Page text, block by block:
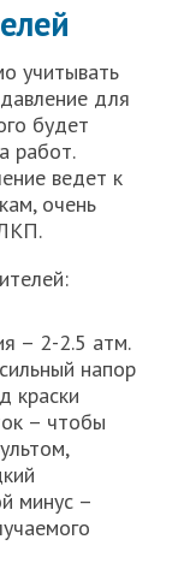
учитывать
для
будет
работ.
ведет к
очень
– 2-2.5 атм.
напор
краски
– чтобы
минус –